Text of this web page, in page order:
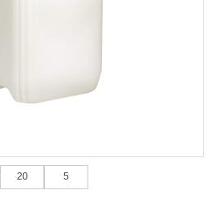
20 5